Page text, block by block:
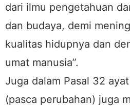
dari ilmu pengetahuan
dan budaya, demi
kualitas hidupnya dan
umat manusia”.
Juga dalam Pasal 32
(pasca perubahan) juga